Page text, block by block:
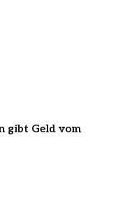
gibt Geld vom